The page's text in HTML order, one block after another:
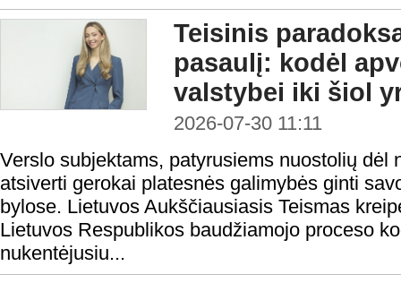
Teisinis
pasaulį: kodėl
valstybei iki šiol
2026-07-30 11:11
Verslo subjektams, patyrusiems nuostolių dėl
atsiverti gerokai platesnės galimybės ginti
bylose. Lietuvos Aukščiausiasis Teismas
Lietuvos Respublikos baudžiamojo proceso
nukentėjusiu...